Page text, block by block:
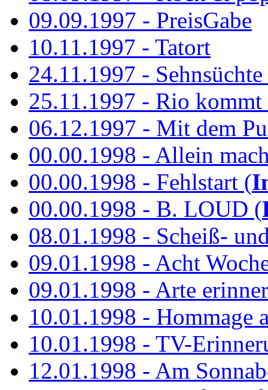
09.09.1997 - PreisGabe
10.11.1997 - Tatort
24.11.1997 -
25.11.1997 - Rio kommt
06.12.1997 - Mit dem
00.00.1998 - Allein
00.00.1998 - Fehlstart (
00.00.1998 - B. LOUD (
08.01.1998 - Scheiß-
09.01.1998 - Acht
09.01.1998 - Arte
10.01.1998 - Hommage
10.01.1998 - TV-
12.01.1998 - Am